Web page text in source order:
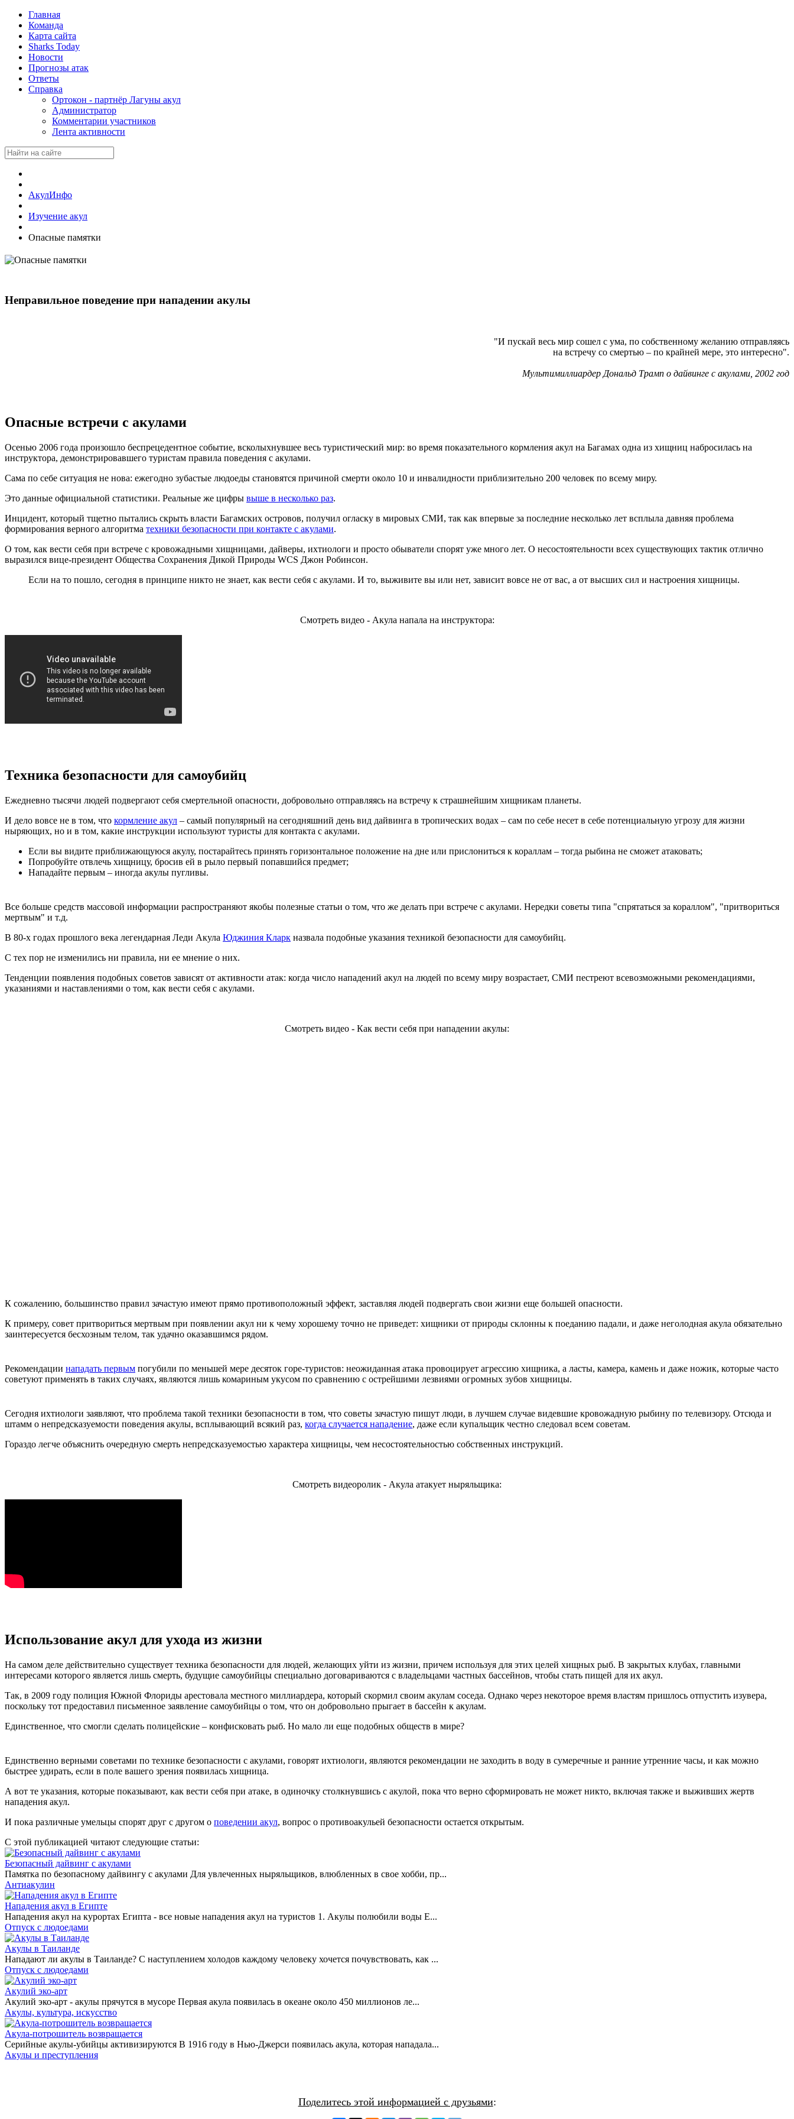
Главная
Команда
Карта сайта
Sharks Today
Новости
Прогнозы атак
Ответы
Справка
Ортокон - партнёр Лагуны акул
Администратор
Комментарии участников
Лента активности
АкулИнфо
Изучение акул
Опасные памятки
Неправильное поведение при нападении акулы
"И пускай весь мир сошел с ума, по собственному желанию отправляясь
на встречу со смертью – по крайней мере, это интересно".
Мультимиллиардер Дональд Трамп о дайвинге с акулами, 2002 год
Опасные встречи с акулами
Осенью 2006 года произошло беспрецедентное событие, всколыхнувшее весь туристический мир: во время показательного кормления акул на Багамах одна из хищниц набросилась на
инструктора, демонстрировавшего туристам правила поведения с акулами.
Сама по себе ситуация не нова: ежегодно зубастые людоеды становятся причиной смерти около 10 и инвалидности приблизительно 200 человек по всему миру.
Это данные официальной статистики. Реальные же цифры выше в несколько раз.
Инцидент, который тщетно пытались скрыть власти Багамских островов, получил огласку в мировых СМИ, так как впервые за последние несколько лет всплыла давняя проблема
формирования верного алгоритма техники безопасности при контакте с акулами.
О том, как вести себя при встрече с кровожадными хищницами, дайверы, ихтиологи и просто обыватели спорят уже много лет. О несостоятельности всех существующих тактик отлично
выразился вице-президент Общества Сохранения Дикой Природы WCS Джон Робинсон.
Если на то пошло, сегодня в принципе никто не знает, как вести себя с акулами. И то, выживите вы или нет, зависит вовсе не от вас, а от высших сил и настроения хищницы.
Смотреть видео - Акула напала на инструктора:
Техника безопасности для самоубийц
Ежедневно тысячи людей подвергают себя смертельной опасности, добровольно отправляясь на встречу к страшнейшим хищникам планеты.
И дело вовсе не в том, что кормление акул – самый популярный на сегодняшний день вид дайвинга в тропических водах – сам по себе несет в себе потенциальную угрозу для жизни
ныряющих, но и в том, какие инструкции используют туристы для контакта с акулами.
Если вы видите приближающуюся акулу, постарайтесь принять горизонтальное положение на дне или прислониться к кораллам – тогда рыбина не сможет атаковать;
Попробуйте отвлечь хищницу, бросив ей в рыло первый попавшийся предмет;
Нападайте первым – иногда акулы пугливы.
Все больше средств массовой информации распространяют якобы полезные статьи о том, что же делать при встрече с акулами. Нередки советы типа "спрятаться за кораллом", "притвориться
мертвым" и т.д.
В 80-х годах прошлого века легендарная Леди Акула Юджиния Кларк назвала подобные указания техникой безопасности для самоубийц.
С тех пор не изменились ни правила, ни ее мнение о них.
Тенденции появления подобных советов зависят от активности атак: когда число нападений акул на людей по всему миру возрастает, СМИ пестреют всевозможными рекомендациями,
указаниями и наставлениями о том, как вести себя с акулами.
Смотреть видео - Как вести себя при нападении акулы:
К сожалению, большинство правил зачастую имеют прямо противоположный эффект, заставляя людей подвергать свои жизни еще большей опасности.
К примеру, совет притвориться мертвым при появлении акул ни к чему хорошему точно не приведет: хищники от природы склонны к поеданию падали, и даже неголодная акула обязательно
заинтересуется бесхозным телом, так удачно оказавшимся рядом.
Рекомендации нападать первым погубили по меньшей мере десяток горе-туристов: неожиданная атака провоцирует агрессию хищника, а ласты, камера, камень и даже ножик, которые часто
советуют применять в таких случаях, являются лишь комариным укусом по сравнению с острейшими лезвиями огромных зубов хищницы.
Сегодня ихтиологи заявляют, что проблема такой техники безопасности в том, что советы зачастую пишут люди, в лучшем случае видевшие кровожадную рыбину по телевизору. Отсюда и
штамм о непредсказуемости поведения акулы, всплывающий всякий раз, когда случается нападение, даже если купальщик честно следовал всем советам.
Гораздо легче объяснить очередную смерть непредсказуемостью характера хищницы, чем несостоятельностью собственных инструкций.
Смотреть видеоролик - Акула атакует ныряльщика:
Использование акул для ухода из жизни
На самом деле действительно существует техника безопасности для людей, желающих уйти из жизни, причем используя для этих целей хищных рыб. В закрытых клубах, главными
интересами которого является лишь смерть, будущие самоубийцы специально договариваются с владельцами частных бассейнов, чтобы стать пищей для их акул.
Так, в 2009 году полиция Южной Флориды арестовала местного миллиардера, который скормил своим акулам соседа. Однако через некоторое время властям пришлось отпустить изувера,
поскольку тот предоставил письменное заявление самоубийцы о том, что он добровольно прыгает в бассейн к акулам.
Единственное, что смогли сделать полицейские – конфисковать рыб. Но мало ли еще подобных обществ в мире?
Единственно верными советами по технике безопасности с акулами, говорят ихтиологи, являются рекомендации не заходить в воду в сумеречные и ранние утренние часы, и как можно
быстрее удирать, если в поле вашего зрения появилась хищница.
А вот те указания, которые показывают, как вести себя при атаке, в одиночку столкнувшись с акулой, пока что верно сформировать не может никто, включая также и выживших жертв
нападения акул.
И пока различные умельцы спорят друг с другом о поведении акул, вопрос о противоакульей безопасности остается открытым.
С этой публикацией читают следующие статьи:
Безопасный дайвинг с акулами
Памятка по безопасному дайвингу с акулами Для увлеченных ныряльщиков, влюбленных в свое хобби, пр...
Антиакулин
Нападения акул в Египте
Нападения акул на курортах Египта - все новые нападения акул на туристов 1. Акулы полюбили воды Е...
Отпуск с людоедами
Акулы в Таиланде
Нападают ли акулы в Таиланде? С наступлением холодов каждому человеку хочется почувствовать, как ...
Отпуск с людоедами
Акулий эко-арт
Акулий эко-арт - акулы прячутся в мусоре Первая акула появилась в океане около 450 миллионов ле...
Акулы, культура, искусство
Акула-потрошитель возвращается
Серийные акулы-убийцы активизируются В 1916 году в Нью-Джерси появилась акула, которая нападала...
Акулы и преступления
Поделитесь этой информацией с друзьями: